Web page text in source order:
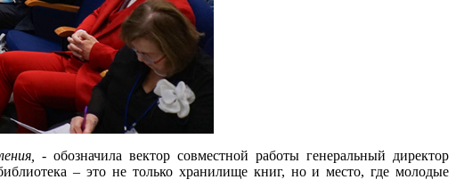
- обозначила вектор совместной работы генеральный директор
– это не только хранилище книг, но и место, где молодые